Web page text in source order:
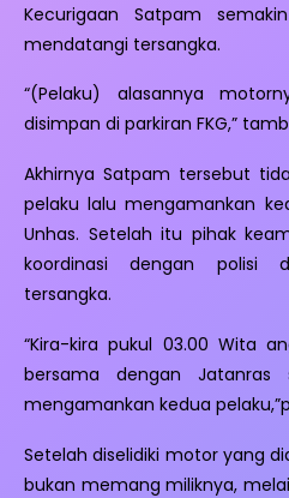
Kecurigaan Satpam
mendatangi tersangka.
“(Pelaku) alasannya
disimpan di parkiran FKG,”
Akhirnya Satpam tersebut
pelaku lalu mengamankan
Unhas. Setelah itu pihak
koordinasi dengan polisi
tersangka.
“Kira-kira pukul 03.00 Wita
bersama dengan
mengamankan kedua
Setelah diselidiki motor yang
bukan memang miliknya,